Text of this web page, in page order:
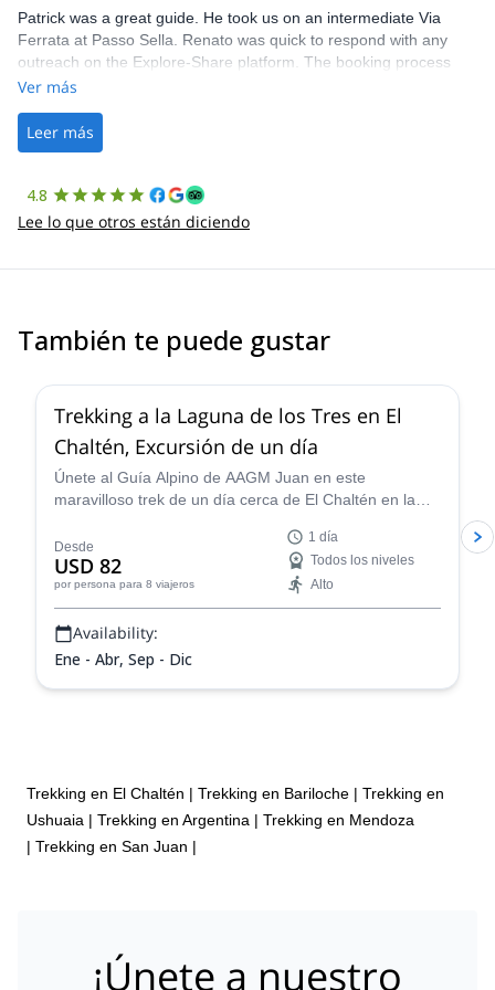
Patrick was a great guide. He took us on an intermediate Via
Ferrata at Passo Sella. Renato was quick to respond with any
outreach on the Explore-Share platform. The booking process
was straightforward, and once Patrick was confirmed, all went
the platform.
Ver más
Leer más
4.8
Lee lo que otros están diciendo
También te puede gustar
Trekking a la Laguna de los Tres en El
Chaltén, Excursión de un día
Únete al Guía Alpino de AAGM Juan en este
maravilloso trek de un día cerca de El Chaltén en la
paisajes glaciares, aprende más sobre la historia del
área y ve vistas incomparables del Monte Fitz Roy.
Desde
USD 82
por persona para 8 viajeros
1 día
Todos los niveles
Alto
Availability:
Ene - Abr, Sep - Dic
Trekking en El Chaltén | Trekking en Bariloche | Trekking en
Ushuaia | Trekking en Argentina | Trekking en Mendoza
| Trekking en San Juan |
¡Únete a nuestro